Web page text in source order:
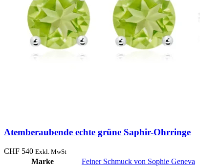
Atemberaubende echte grüne Saphir-Ohrringe
CHF 540 Exkl. MwSt
Marke
Feiner Schmuck von Sophie Geneva